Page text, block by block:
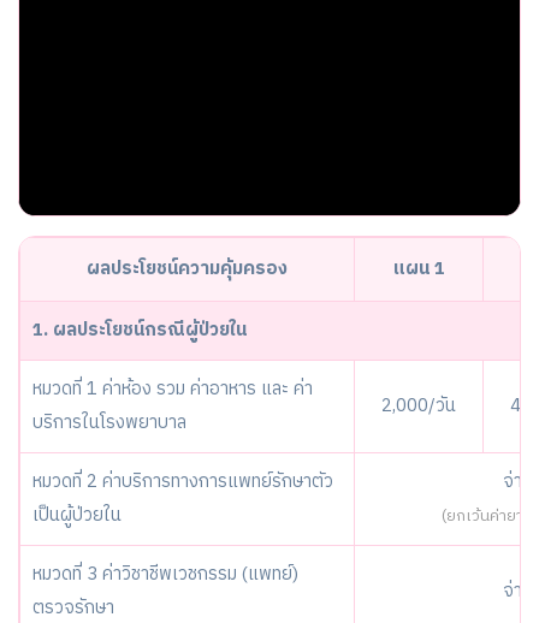
ผลประโยชน์ความคุ้มครอง แผน 1
1. ผลประโยชน์กรณีผู้ป่วยใน
หมวดที่ 1 ค่าห้อง รวม ค่าอาหาร และ ค่า
บริการในโรงพยาบาล
2,000/วัน
หมวดที่ 2 ค่าบริการทางการแพทย์รักษาตัว
เป็นผู้ป่วยใน
จ่า
(ยกเว้นค่ายา
หมวดที่ 3 ค่าวิชาชีพเวชกรรม (แพทย์)
ตรวจรักษา
จ่า